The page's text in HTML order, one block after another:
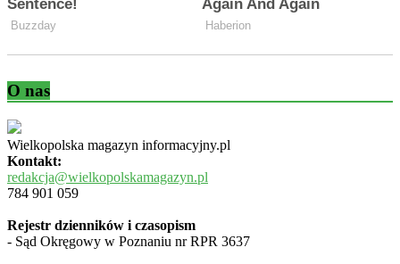
O nas
Wielkopolska magazyn informacyjny.pl
Kontakt:
redakcja@wielkopolskamagazyn.pl
784 901 059
Rejestr dzienników i czasopism
- Sąd Okręgowy w Poznaniu nr RPR 3637